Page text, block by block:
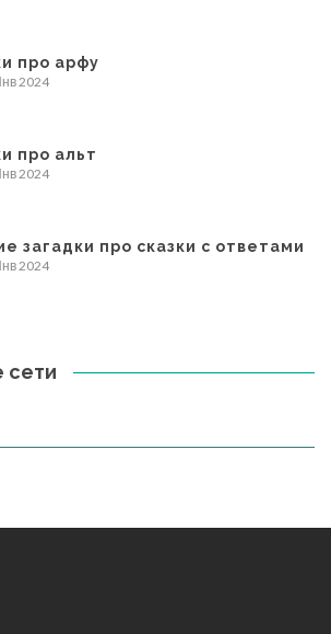
про арфу
2024
про альт
2024
загадки про сказки с ответами
2024
сети